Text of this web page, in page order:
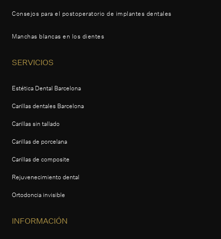
Consejos para el postoperatorio de implantes dentales
Manchas blancas en los dientes
SERVICIOS
Estética Dental Barcelona
Carillas dentales Barcelona
Carillas sin tallado
Carillas de porcelana
Carillas de composite
Rejuvenecimiento dental
Ortodoncia invisible
INFORMACIÓN